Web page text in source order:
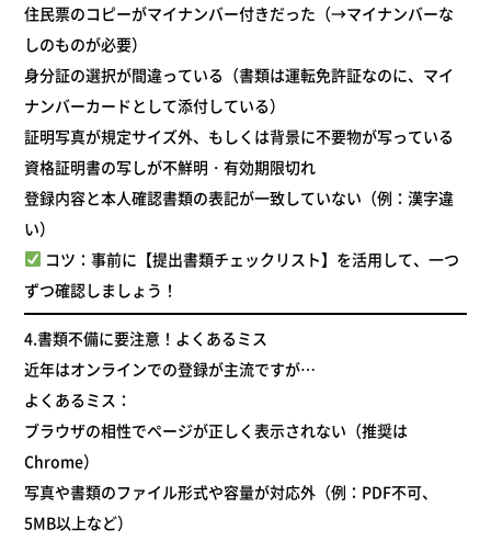
住民票のコピーがマイナンバー付きだった（→マイナンバーな
しのものが必要）
身分証の選択が間違っている（書類は運転免許証なのに、マイ
ナンバーカードとして添付している）
証明写真が規定サイズ外、もしくは背景に不要物が写っている
資格証明書の写しが不鮮明・有効期限切れ
登録内容と本人確認書類の表記が一致していない（例：漢字違
い）
コツ：事前に【提出書類チェックリスト】を活用して、一つ
ずつ確認しましょう！
4.書類不備に要注意！よくあるミス
近年はオンラインでの登録が主流ですが…
よくあるミス：
ブラウザの相性でページが正しく表示されない（推奨は
Chrome）
写真や書類のファイル形式や容量が対応外（例：PDF不可、
5MB以上など）